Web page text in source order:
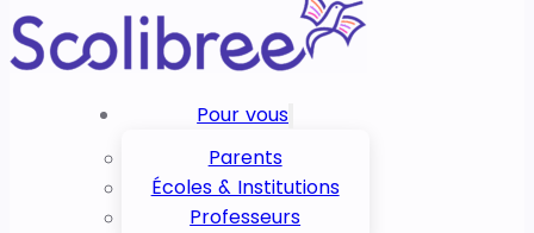
Pour vous
Parents
Écoles & Institutions
Professeurs